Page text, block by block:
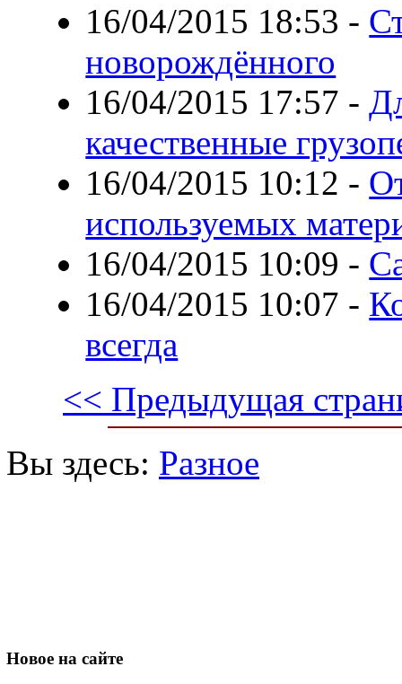
16/04/2015 18:53 -
новорождённого
16/04/2015 17:57 -
качественные
16/04/2015 10:12 -
используемых
16/04/2015 10:09 -
16/04/2015 10:07 -
всегда
<< Предыдущая
Вы здесь: Разное
Новое на сайте